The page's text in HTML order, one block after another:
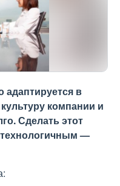
адаптируется в
компании и
Сделать этот
—